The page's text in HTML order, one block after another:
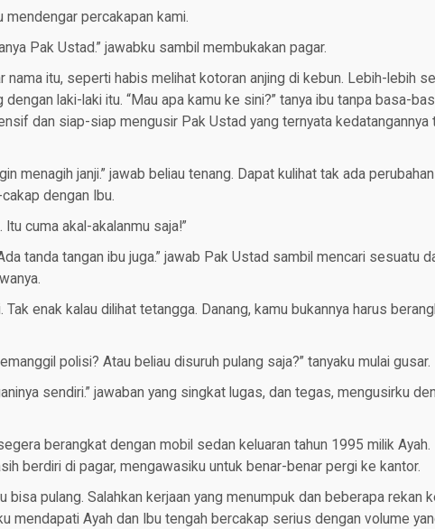
mendengar percakapan kami.
Pak Ustad.” jawabku sambil membukakan pagar.
nama itu, seperti habis melihat kotoran anjing di kebun. Lebih-lebih
laki-laki itu. “Mau apa kamu ke sini?” tanya ibu tanpa basa-
dan siap-siap mengusir Pak Ustad yang ternyata kedatangannya
menagih janji.” jawab beliau tenang. Dapat kulihat tak ada perubahan
dengan Ibu.
Itu cuma akal-akalanmu saja!”
tanda tangan ibu juga.” jawab Pak Ustad sambil mencari sesuatu
Tak enak kalau dilihat tetangga. Danang, kamu bukannya harus
polisi? Atau beliau disuruh pulang saja?” tanyaku mulai gusar.
sendiri.” jawaban yang singkat lugas, dan tegas, mengusirku
berangkat dengan mobil sedan keluaran tahun 1995 milik Ayah.
berdiri di pagar, mengawasiku untuk benar-benar pergi ke kantor.
bisa pulang. Salahkan kerjaan yang menumpuk dan beberapa rekan
mendapati Ayah dan Ibu tengah bercakap serius dengan volume